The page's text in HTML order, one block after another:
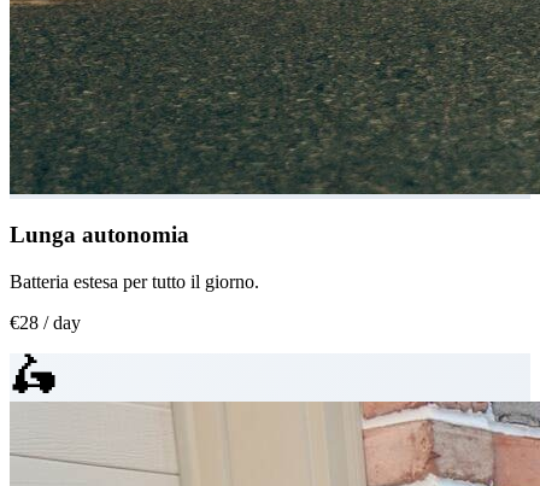
Lunga autonomia
Batteria estesa per tutto il giorno.
€28 / day
🛵